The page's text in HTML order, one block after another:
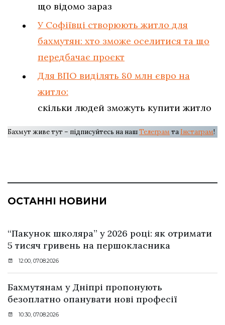
що відомо зараз
У Софіївці створюють житло для
бахмутян: хто зможе оселитися та що
передбачає проєкт
Для ВПО виділять 80 млн євро на
житло:
скільки людей зможуть купити житло
Бахмут живе тут – підписуйтесь на нашТелеграм та Інстаграм!
ОСТАННІ НОВИНИ
“Пакунок школяра” у 2026 році: як отримати
5 тисяч гривень на першокласника
12:00, 07.08.2026
Бахмутянам у Дніпрі пропонують
безоплатно опанувати нові професії
10:30, 07.08.2026